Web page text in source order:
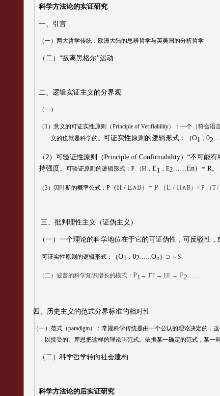
科学方法论的实证研究
一、引言
（一）两大哲学传统：欧洲大陆的思辨哲学与英美国的分析哲学
（二）“叛离黑格尔”运动
二、逻辑实证主义的分界观
（一）
（ 1 ）意义的可证实性原则（Principle of Verifiability）：一个（符合语
义的也就是科学的。 可证实性原则的逻辑形式： ｛O1 ，02
（ 2 ）可验证性原则（Principle of Confirmability）“不可能
持强度。可验证原则的逻辑形式 ：P （H ，E1 ，E2 ……En ）= R 。
（3）贝叶斯的概率公式：P （H / E ∧B）= P （E / H∧B）× P （T /
三、批判理性主义（证伪主义）
（一）一个理论的科学地位在于它的可证伪性，可反驳性
可证实性原则的逻辑形式：｛O1 ，02 ……On｝ ⊃ ～S
（二）波普的科学知识增长的模式：P1 → TT → EE → P2……
四、历史主义的范式分界标准的相对性
（一）范式（paradigm）：常规科学传统是由一个公认的理论决定的，
以接受的。库恩把这样的理论叫范式。依据某一确定的范式，某一
（二）科学哲学转向社会建构
科学方法论的后实证研究